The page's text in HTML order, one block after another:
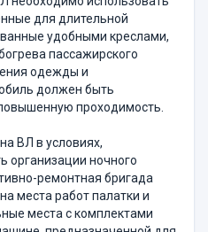
для длительной
удобными креслами,
пассажирского
одежды и
должен быть
проходимость.
ВЛ в условиях,
ночного
ремонтная бригада
места работ палатки и
места с комплектами